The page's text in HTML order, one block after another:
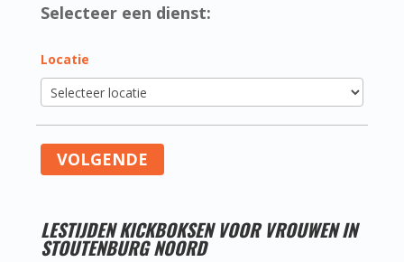
Selecteer een dienst:
Locatie
VOLGENDE
LESTIJDEN KICKBOKSEN VOOR VROUWEN IN
STOUTENBURG NOORD